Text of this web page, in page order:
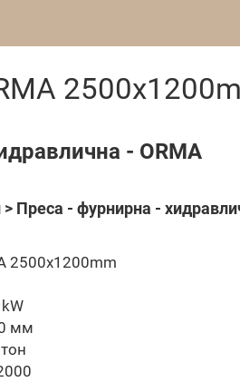
- ORMA
Преса - фурнирна -
2500x1200mm
мм